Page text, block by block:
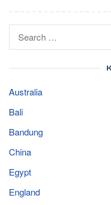
Search
Australia
Bali
Bandung
China
Egypt
England